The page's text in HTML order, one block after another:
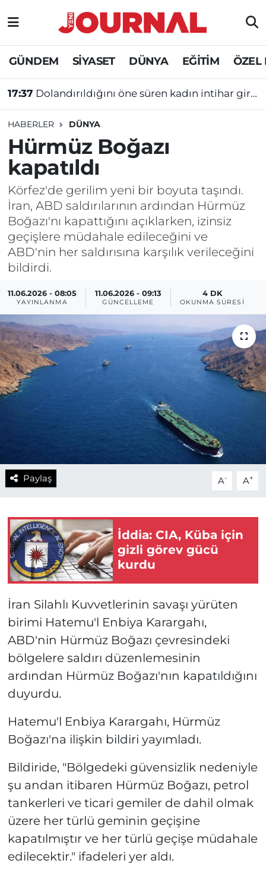
GÜNDEM SİYASET DÜNYA EĞİTİM ÖZEL
17:37 Dolandırıldığını öne süren kadın intihar girişiminde bulundu
HABERLER DÜNYA
Hürmüz Boğazı
kapatıldı
Körfez'de gerilim yeni bir boyuta taşındı.
İran, ABD saldırılarının ardından Hürmüz
Boğazı'nı kapattığını açıklarken, izinsiz
geçişlere müdahale edileceğini ve
ABD'nin her saldırısına karşılık verileceğini
bildirdi.
11.06.2026 - 08:05
YAYINLANMA
11.06.2026 - 09:13
GÜNCELLEME
4 DK
OKUNMA SÜRESI
Paylaş A- A+
İddia: CIA, Küba için
gizli görev gücü
kurdu
İran Silahlı Kuvvetlerinin savaşı yürüten
birimi Hatemu'l Enbiya Karargahı,
ABD'nin Hürmüz Boğazı çevresindeki
bölgelere saldırı düzenlemesinin
ardından Hürmüz Boğazı'nın kapatıldığını
duyurdu.
Hatemu'l Enbiya Karargahı, Hürmüz
Boğazı'na ilişkin bildiri yayımladı.
Bildiride, "Bölgedeki güvensizlik nedeniyle
şu andan itibaren Hürmüz Boğazı, petrol
tankerleri ve ticari gemiler de dahil olmak
üzere her türlü geminin geçişine
kapatılmıştır ve her türlü geçişe müdahale
edilecektir." ifadeleri yer aldı.
GÜNDEM
SİYASET
DÜNYA
EĞİTİM
ÖZEL HABER
Nöbetçi Eczaneler
Hava Durumu
Süper Lig Puan Durumu ve Fikstür
Tüm Manşetler
Son Dakika Haberleri
Haber Arşivi